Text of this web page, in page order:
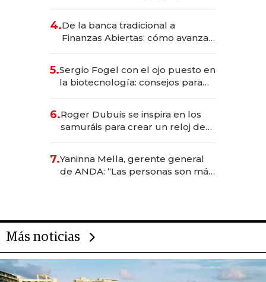
4.De la banca tradicional a
Finanzas Abiertas: cómo avanza
5.Sergio Fogel con el ojo puesto en
la biotecnología: consejos para
6.Roger Dubuis se inspira en los
samuráis para crear un reloj de
7.Yaninna Mella, gerente general
de ANDA: “Las personas son más
Más noticias